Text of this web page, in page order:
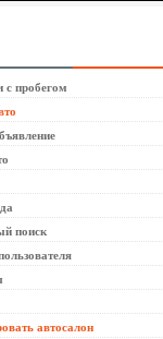
с пробегом
поиск
автосалон